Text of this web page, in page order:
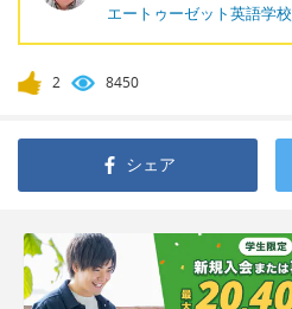
エートゥーゼット英語学校
2 8450
シェア